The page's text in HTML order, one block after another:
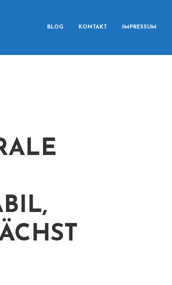
BLOG KONTAKT IMPRESSUM